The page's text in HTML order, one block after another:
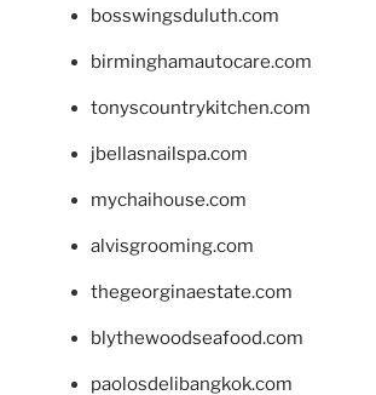
bosswingsduluth.com
birminghamautocare.com
tonyscountrykitchen.com
jbellasnailspa.com
mychaihouse.com
alvisgrooming.com
thegeorginaestate.com
blythewoodseafood.com
paolosdelibangkok.com